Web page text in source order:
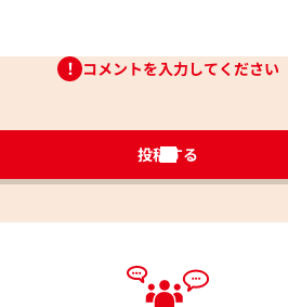
コメントを入力してください
投稿する